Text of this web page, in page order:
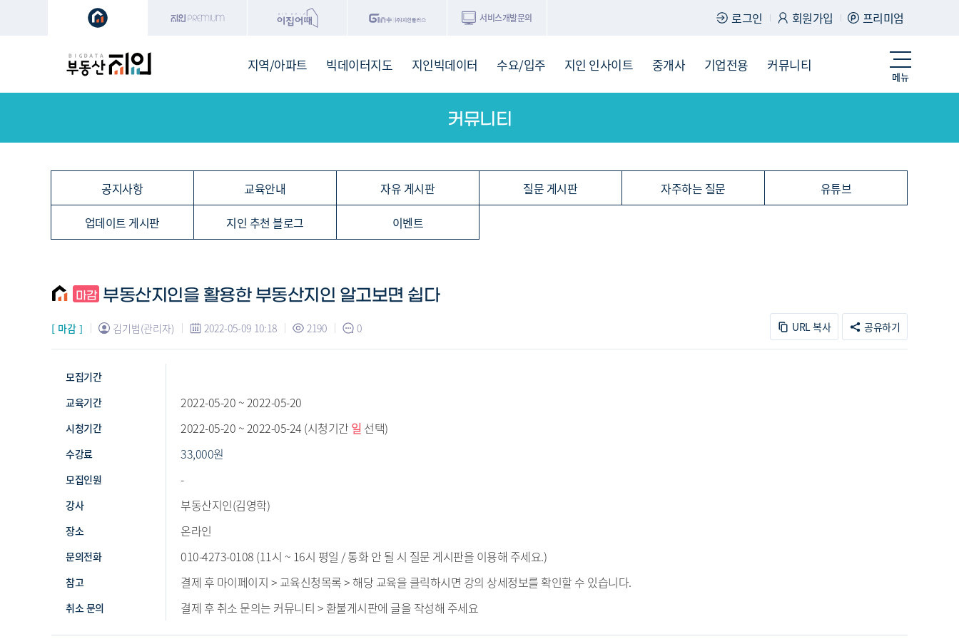
지역/아파트
지역분석 아파트분석
빅데이터지도
시세 지도 수요/입주 지도
지인빅데이터
거래량
전화번호부
수요/입주
수요/입주 수요/입주
지인 인사이트
원클릭 리포트
중개사
소유자 정보
기업전용
서비스개발문의 데이터 목록
커뮤니티
공지사항 교육안내
블로그
메뉴
서비스개발문의 로그인 회원가입 프리미엄
커뮤니티
공지사항 교육안내 자유 게시판 질문 게시판 자주하는 질문
유튜브
업데이트 게시판
지인 추천 블로그 이벤트
부동산지인을 활용한 부동산지인 알고보면 쉽다
[ 마감 ] 김기범(관리자) 2022-05-09 10:18 2190 0 URL 복사 공유하기
모집기간
교육기간
2022-05-20 ~ 2022-05-20
시청기간 2022-05-20 ~ 2022-05-24 (시청기간 일 선택)
수강료 33,000원
모집인원 -
강사 부동산지인(김영학)
장소 온라인
문의전화 010-4273-0108 (11시 ~ 16시 평일 / 통화 안 될 시 질문 게시판을 이용해 주세요.)
참고 결제 후 마이페이지 > 교육신청목록 > 해당 교육을 클릭하시면 강의 상세정보를 확인할 수 있습니다.
취소 문의 결제 후 취소 문의는 커뮤니티 > 환불게시판에 글을 작성해 주세요